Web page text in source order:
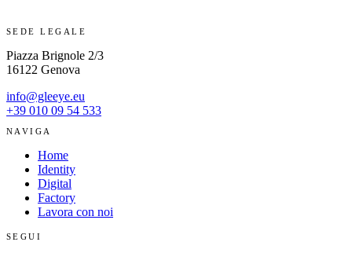
SEDE LEGALE
Piazza Brignole 2/3
16122 Genova
info@gleeye.eu
+39 010 09 54 533
NAVIGA
Home
Identity
Digital
Factory
Lavora con noi
SEGUI